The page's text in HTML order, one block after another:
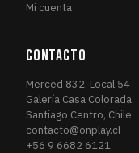
Mi cuenta
CONTACTO
Merced 832, Local 54
Galería Casa Colorada
Santiago Centro, Chile
contacto@onplay.cl
+56 9 6682 6121